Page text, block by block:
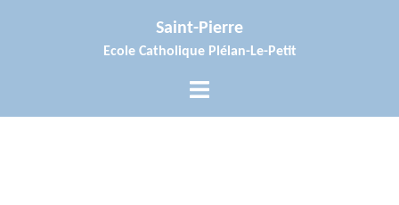
Saint-Pierre
Ecole Catholique Plélan-Le-Petit
Ouvrir/fermer